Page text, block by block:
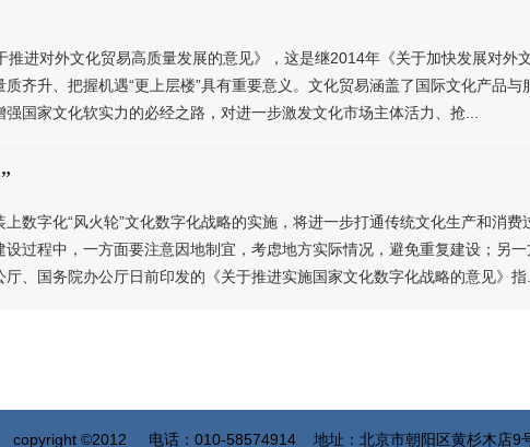
进对外文化贸易高质量发展的意见》，这是继2014年《关于加快发展对外
齐升、把握机遇“更上层楼”具有重要意义。文化贸易涵盖了国际文化产品
国家文化软实力的必经之路，对进一步激发文化市场主体活力、抢...
数字化战略的实施，将进一步打通传统文化生产和消费过程中
过程中，一方面要注意因地制宜，考虑地方实际情况，避免重复建设；另
、国务院办公厅日前印发的《关于推进实施国家文化数字化战略的意见》指...
copyright ©2012 电话：010-58574914 地址：北京市朝阳区黄杉木店9